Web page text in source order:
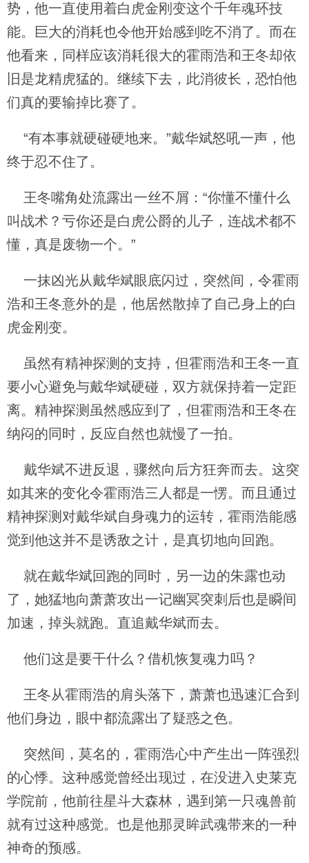
势，他一直使用着白虎金刚变这个千年魂环技
能。巨大的消耗也令他开始感到吃不消了。而在
他看来，同样应该消耗很大的霍雨浩和王冬却依
旧是龙精虎猛的。继续下去，此消彼长，恐怕他
们真的要输掉比赛了。
“有本事就硬碰硬地来。”戴华斌怒吼一声，他
终于忍不住了。
王冬嘴角处流露出一丝不屑：“你懂不懂什么
叫战术？亏你还是白虎公爵的儿子，连战术都不
懂，真是废物一个。”
一抹凶光从戴华斌眼底闪过，突然间，令霍雨
浩和王冬意外的是，他居然散掉了自己身上的白
虎金刚变。
虽然有精神探测的支持，但霍雨浩和王冬一直
要小心避免与戴华斌硬碰，双方就保持着一定距
离。精神探测虽然感应到了，但霍雨浩和王冬在
纳闷的同时，反应自然也就慢了一拍。
戴华斌不进反退，骤然向后方狂奔而去。这突
如其来的变化令霍雨浩三人都是一愣。而且通过
精神探测对戴华斌自身魂力的运转，霍雨浩能感
觉到他这并不是诱敌之计，是真切地向回跑。
就在戴华斌回跑的同时，另一边的朱露也动
了，她猛地向萧萧攻出一记幽冥突刺后也是瞬间
加速，掉头就跑。直追戴华斌而去。
他们这是要干什么？借机恢复魂力吗？
王冬从霍雨浩的肩头落下，萧萧也迅速汇合到
他们身边，眼中都流露出了疑惑之色。
突然间，莫名的，霍雨浩心中产生出一阵强烈
的心悸。这种感觉曾经出现过，在没进入史莱克
学院前，他前往星斗大森林，遇到第一只魂兽前
就有过这种感觉。也是他那灵眸武魂带来的一种
神奇的预感。